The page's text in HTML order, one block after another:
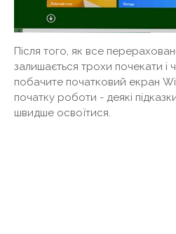
Після того, як все
залишається трохи почекати і
побачите початковий екран
початку роботи - деякі
швидше освоїтися.